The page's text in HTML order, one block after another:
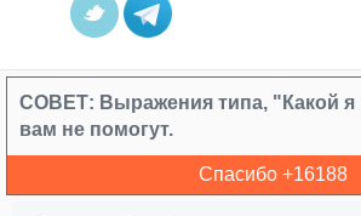
СОВЕТ: Выражения типа, "Какой
вам не помогут.
Спасибо +16188